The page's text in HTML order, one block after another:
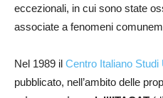
eccezionali, in cui sono state
associate a fenomeni
Nel 1989 il Centro Italiano Studi
pubblicato, nell’ambito delle